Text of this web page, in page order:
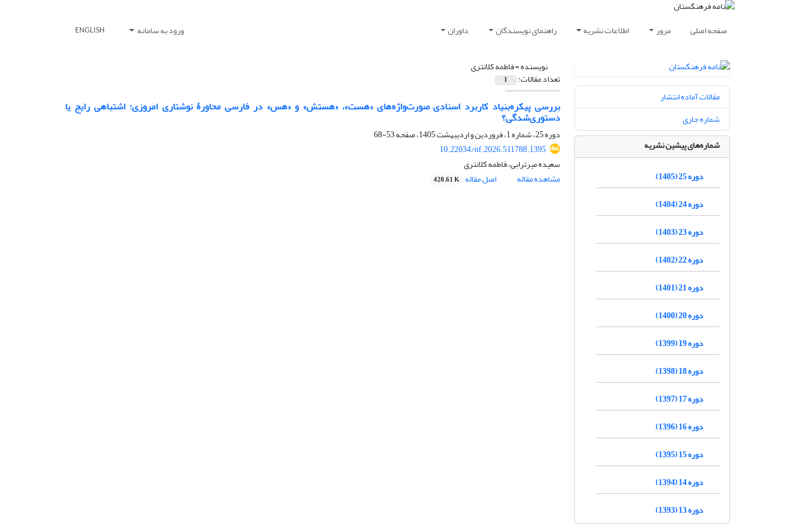
صفحه اصلی مرور اطلاعات نشریه راهنمای نویسندگان داوران ورود به سامانه ENGLISH
نویسنده =فاطمه کلانتری
تعداد مقالات: 1
بررسی پیکره‌بنیاد کاربرد اسنادی صورت‌واژه‌های «هست»، «هستش» و «هس» در فارسی محاورۀ نوشتاری امروزی؛ اشتباهی رایج یا
دستوری‌شدگی؟
دوره 25، شماره 1، فروردین و اردیبهشت 1405، صفحه
53-68
10.22034/nf.2026.511788.1395
سعیده میرترابی، فاطمه کلانتری
مشاهده مقاله
اصل مقاله 428.61 K
مقالات آماده انتشار
شماره جاری
شماره‌های پیشین نشریه
دوره 25 (1405)
دوره 24 (1404)
دوره 23 (1403)
دوره 22 (1402)
دوره 21 (1401)
دوره 20 (1400)
دوره 19 (1399)
دوره 18 (1398)
دوره 17 (1397)
دوره 16 (1396)
دوره 15 (1395)
دوره 14 (1394)
دوره 13 (1393)